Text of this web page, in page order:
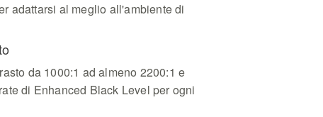
adattarsi al meglio all'ambiente di
da 1000:1 ad almeno 2200:1 e
di Enhanced Black Level per ogni